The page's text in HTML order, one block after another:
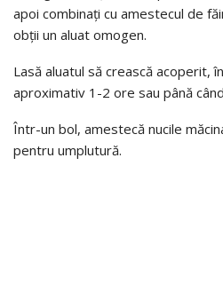
apoi combinați cu amestecul de
obții un aluat omogen.
Lasă aluatul să crească acoperit,
aproximativ 1-2 ore sau până
Într-un bol, amestecă nucile
pentru umplutură.